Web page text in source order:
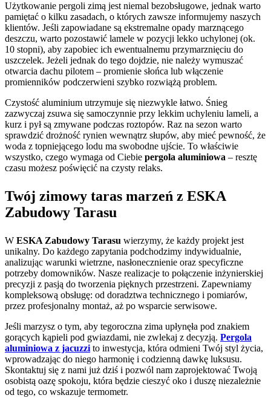
Użytkowanie pergoli zimą jest niemal bezobsługowe, jednak warto
pamiętać o kilku zasadach, o których zawsze informujemy naszych
klientów. Jeśli zapowiadane są ekstremalne opady marznącego
deszczu, warto pozostawić lamele w pozycji lekko uchylonej (ok.
10 stopni), aby zapobiec ich ewentualnemu przymarznięciu do
uszczelek. Jeżeli jednak do tego dojdzie, nie należy wymuszać
otwarcia dachu pilotem – promienie słońca lub włączenie
promienników podczerwieni szybko rozwiążą problem.
Czystość aluminium utrzymuje się niezwykle łatwo. Śnieg
zazwyczaj zsuwa się samoczynnie przy lekkim uchyleniu lameli, a
kurz i pył są zmywane podczas roztopów. Raz na sezon warto
sprawdzić drożność rynien wewnątrz słupów, aby mieć pewność, że
woda z topniejącego lodu ma swobodne ujście. To właściwie
wszystko, czego wymaga od Ciebie pergola aluminiowa – resztę
czasu możesz poświęcić na czysty relaks.
Twój zimowy taras marzeń z ESKA
Zabudowy Tarasu
W ESKA Zabudowy Tarasu wierzymy, że każdy projekt jest
unikalny. Do każdego zapytania podchodzimy indywidualnie,
analizując warunki wietrzne, nasłonecznienie oraz specyficzne
potrzeby domowników. Nasze realizacje to połączenie inżynierskiej
precyzji z pasją do tworzenia pięknych przestrzeni. Zapewniamy
kompleksową obsługę: od doradztwa technicznego i pomiarów,
przez profesjonalny montaż, aż po wsparcie serwisowe.
Jeśli marzysz o tym, aby tegoroczna zima upłynęła pod znakiem
gorących kąpieli pod gwiazdami, nie zwlekaj z decyzją. Pergola
aluminiowa z jacuzzi to inwestycja, która odmieni Twój styl życia,
wprowadzając do niego harmonię i codzienną dawkę luksusu.
Skontaktuj się z nami już dziś i pozwól nam zaprojektować Twoją
osobistą oazę spokoju, która będzie cieszyć oko i duszę niezależnie
od tego, co wskazuje termometr.